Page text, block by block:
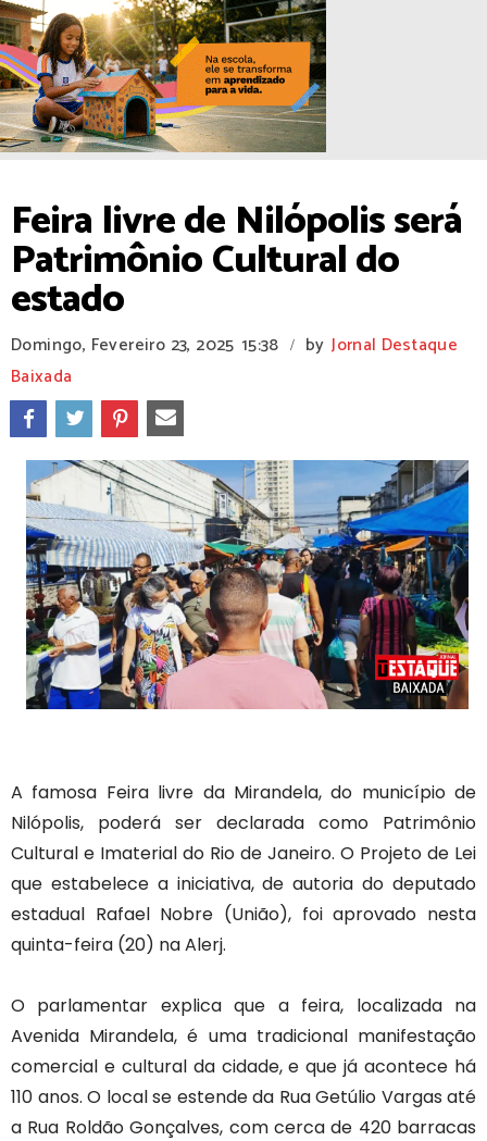
Feira livre de Nilópolis será
Patrimônio Cultural do
estado
Domingo, Fevereiro 23, 2025 15:38 / by Jornal Destaque
Baixada
A famosa Feira livre da Mirandela, do município de
Nilópolis, poderá ser declarada como Patrimônio
Cultural e Imaterial do Rio de Janeiro. O Projeto de Lei
que estabelece a iniciativa, de autoria do deputado
estadual Rafael Nobre (União), foi aprovado nesta
quinta-feira (20) na Alerj.
O parlamentar explica que a feira, localizada na
Avenida Mirandela, é uma tradicional manifestação
comercial e cultural da cidade, e que já acontece há
110 anos. O local se estende da Rua Getúlio Vargas até
a Rua Roldão Gonçalves, com cerca de 420 barracas